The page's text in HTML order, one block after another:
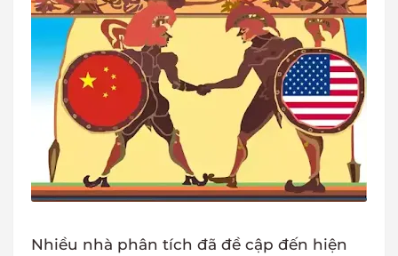
Nhiều nhà phân tích đã đề cập đến hiện